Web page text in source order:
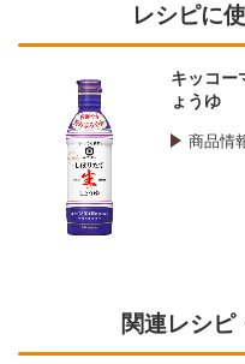
レシピに
キッコー
ょうゆ
商品情
関連レシピ